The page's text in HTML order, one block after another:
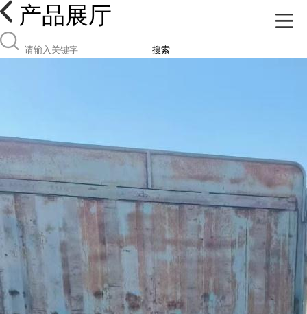
产品展厅
搜索